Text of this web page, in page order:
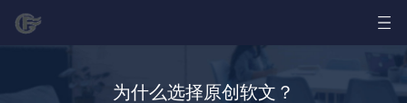
为什么选择原创软文？